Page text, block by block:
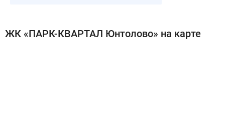
ЖК «ПАРК-КВАРТАЛ Юнтолово» на карте